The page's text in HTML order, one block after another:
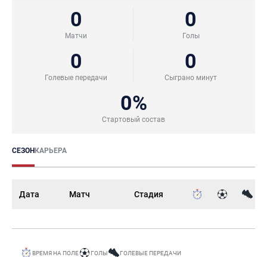
0
Матчи
0
Голы
0
Голевые передачи
0
Сыграно минут
0%
Стартовый состав
СЕЗОНКАРЬЕРА
Дата Матч Стадия
ВРЕМЯ НА ПОЛЕ ГОЛЫ
ГОЛЕВЫЕ ПЕРЕДАЧИ